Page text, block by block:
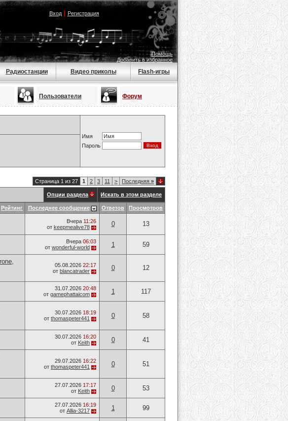
Вход| Регистрация
Помощь
Добавить в избранное
Радиостанции Видео приколы Flash-игры
Пользователи Форум
Имя
Пароль
Страница 1 из 27 1 2 3 11 > Последняя »
Опции раздела Искать в этом разделе
Рейтинг Последнее сообщение Ответов Просмотров
Вчера 11:26
от keepmealive78 0 13
Вчера 06:03
от wonderful-world 1 59
05.08.2026 22:17
от blancatrader 0 12
31.07.2026 20:48
от gamephattaicom 1 117
30.07.2026 18:19
от thomaspeter441 0 58
30.07.2026 16:20
от Keith 0 41
29.07.2026 16:22
от thomaspeter441 0 51
27.07.2026 17:17
от Keith 0 53
27.07.2026 16:19
от Allia-3217 1 99